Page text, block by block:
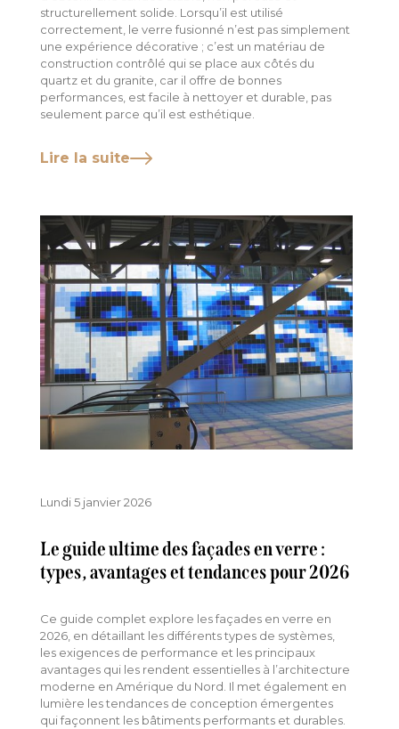
structurellement solide. Lorsqu’il est utilisé
correctement, le verre fusionné n’est pas simplement
une expérience décorative ; c’est un matériau de
construction contrôlé qui se place aux côtés du
quartz et du granite, car il offre de bonnes
performances, est facile à nettoyer et durable, pas
seulement parce qu’il est esthétique.
Lire la suite
Lundi 5 janvier 2026
Le guide ultime des façades en verre :
types, avantages et tendances pour 2026
Ce guide complet explore les façades en verre en
2026, en détaillant les différents types de systèmes,
les exigences de performance et les principaux
avantages qui les rendent essentielles à l’architecture
moderne en Amérique du Nord. Il met également en
lumière les tendances de conception émergentes
qui façonnent les bâtiments performants et durables.